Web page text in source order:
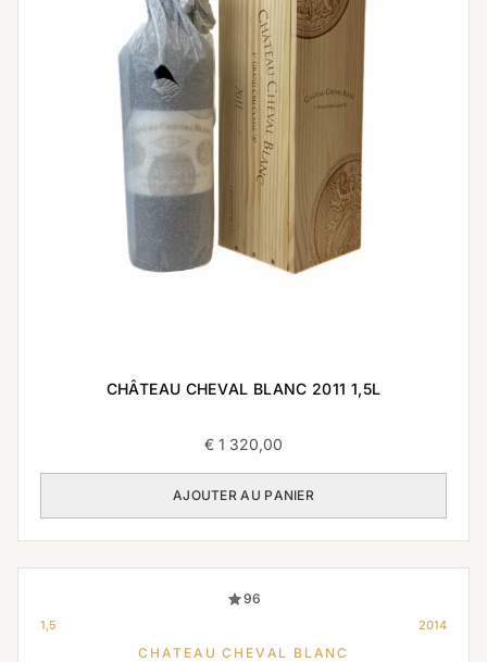
CHÂTEAU CHEVAL BLANC 2011 1,5L
€ 1 320,00
AJOUTER AU PANIER
96
1,5 2014
CHATEAU CHEVAL BLANC